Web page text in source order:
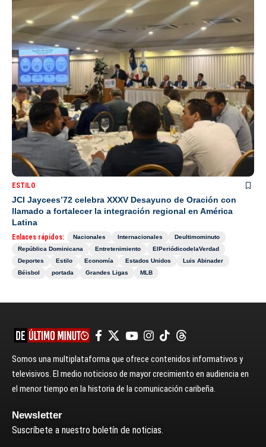
ESTILO
JCI Jaycees’72 celebra XXXV Desayuno de Oración con
llamado a fortalecer la integración regional en América
Latina
Enlaces rápidos: Nacionales Internacionales
Deultimominuto
República Dominicana
Entretenimiento
ElPeriódicodelaVerdad
Deportes
Estilo Economía Estados Unidos
Luis Abinader
Béisbol
portada Grandes Ligas MLB
Somos una multiplataforma que ofrece contenidos informativos y
televisivos. El medio noticioso de mayor crecimiento en audiencia en
el menor tiempo en la historia de la comunicación caribeña.
Newsletter
Suscríbete a nuestro boletín de noticias.